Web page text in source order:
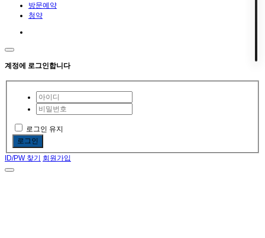
방문예약
청약
계정에 로그인합니다
로그인 유지
로그인
ID/PW 찾기 회원가입